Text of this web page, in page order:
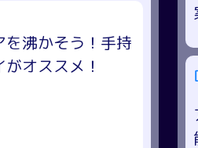
沸かそう！手持
オススメ！